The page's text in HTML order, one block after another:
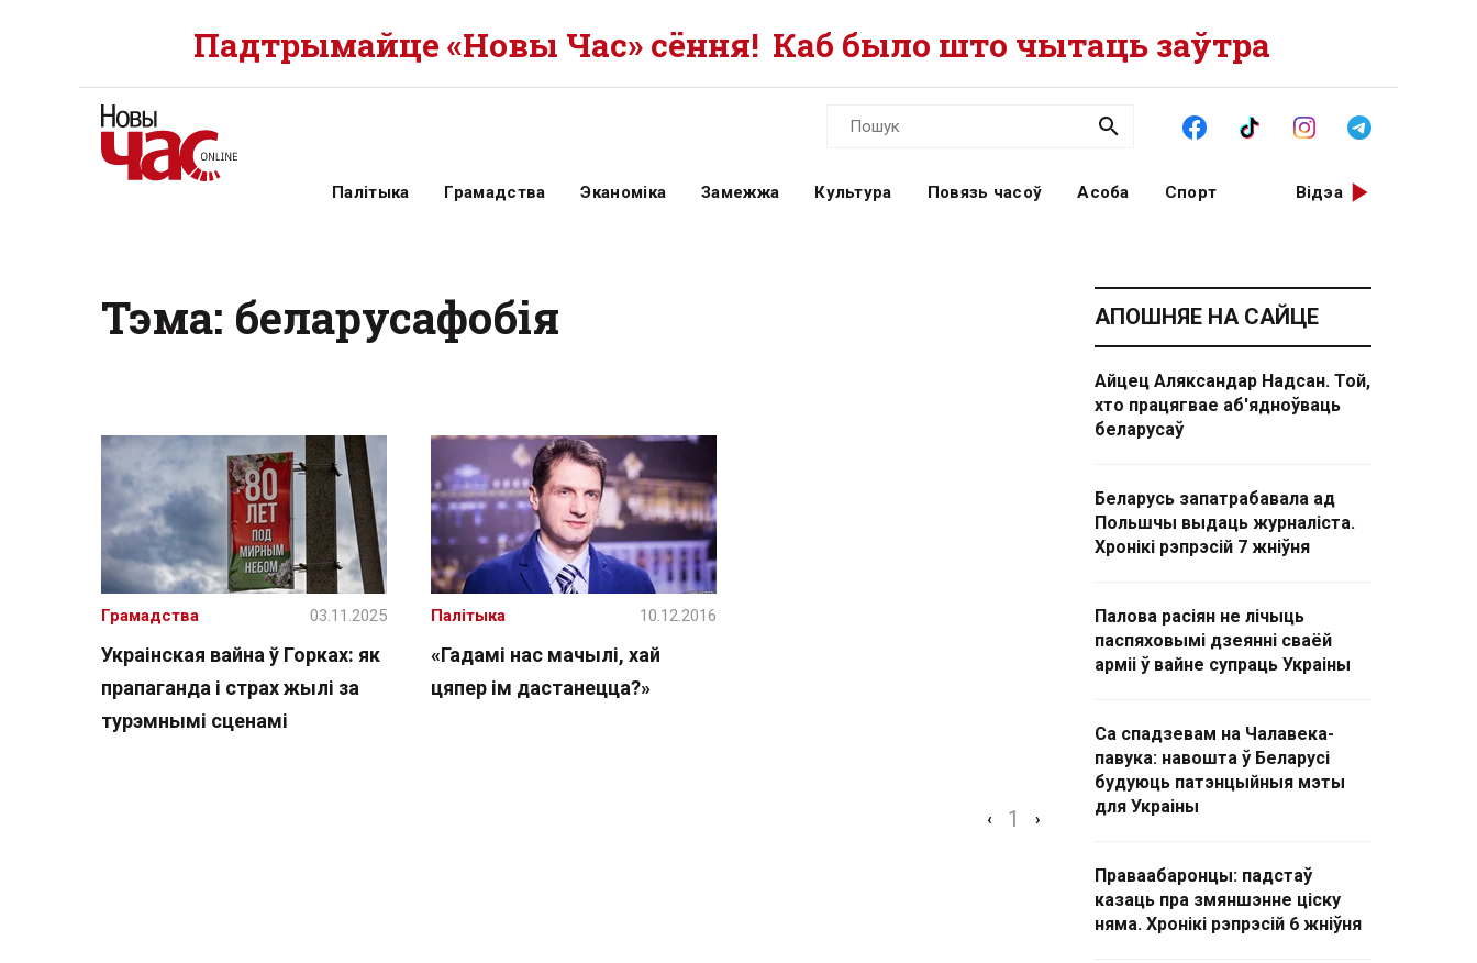
Падтрымайце «Новы Час» сёння! Каб было што чытаць заўтра
Палітыка Грамадства Эканоміка Замежжа Культура Повязь часоў Асоба Спорт Відэа
Тэма: беларусафобія
Украінская вайна ў Горках: як
прапаганда і страх жылі за
турэмнымі сценамі
Грамадства 03.11.2025
«Гадамі нас мачылі, хай
цяпер ім дастанецца?»
Палітыка 10.12.2016
‹ 1 ›
АПОШНЯЕ НА САЙЦЕ
Айцец Аляксандар Надсан. Той,
хто працягвае аб'ядноўваць
беларусаў
Беларусь запатрабавала ад
Польшчы выдаць журналіста.
Хронікі рэпрэсій 7 жніўня
Палова расіян не лічыць
паспяховымі дзеянні сваёй
арміі ў вайне супраць Украіны
Са спадзевам на Чалавека-
павука: навошта ў Беларусі
будуюць патэнцыйныя мэты
для Украіны
Праваабаронцы: падстаў
казаць пра змяншэнне ціску
няма. Хронікі рэпрэсій 6 жніўня